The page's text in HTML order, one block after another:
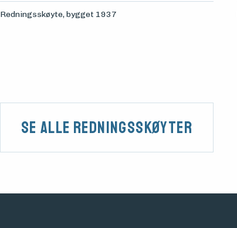
Redningsskøyte, bygget 1937
Se alle Redningsskøyter